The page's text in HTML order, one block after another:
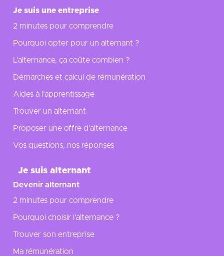
Je suis une entreprise
2 minutes pour comprendre
Pourquoi opter pour un alternant ?
L’alternance, ça coûte combien ?
Démarches et calcul de rémunération
Aides à l’apprentissage
Trouver un alternant
Proposer une offre d’alternance
Vos questions, nos réponses
Je suis alternant
Devenir alternant
2 minutes pour comprendre
Pourquoi choisir l’alternance ?
Trouver son entreprise
Ma rémunération